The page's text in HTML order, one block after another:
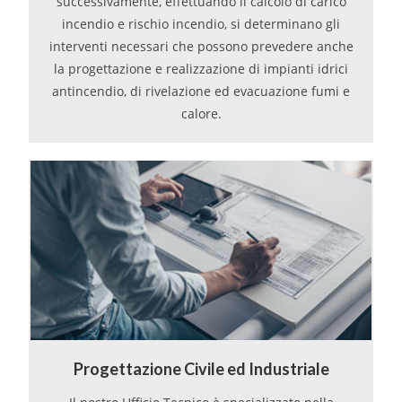
incendio e rischio incendio, si determinano gli
interventi necessari che possono prevedere anche
la progettazione e realizzazione di impianti idrici
antincendio, di rivelazione ed evacuazione fumi e
calore.
Progettazione Civile ed Industriale